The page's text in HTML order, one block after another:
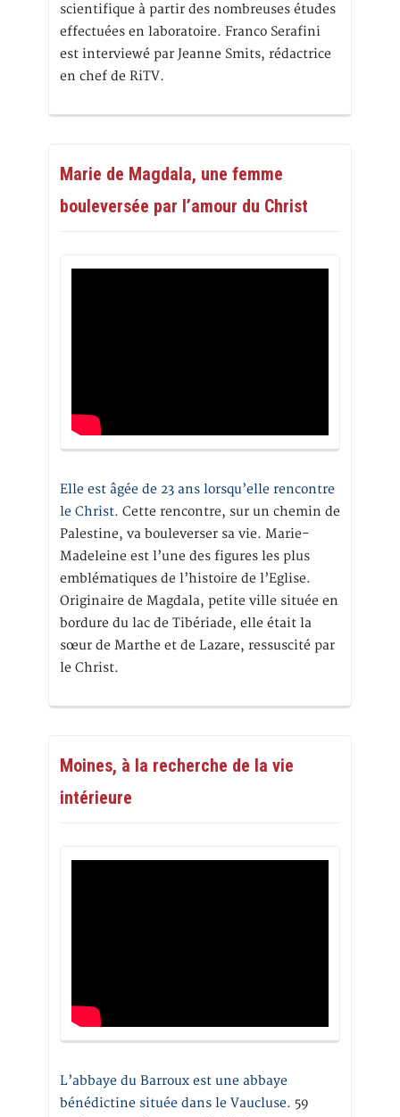
scientifique à partir des nombreuses études
effectuées en laboratoire. Franco Serafini
est interviewé par Jeanne Smits, rédactrice
en chef de RiTV.
Marie de Magdala, une femme
bouleversée par l’amour du Christ
Elle est âgée de 23 ans lorsqu’elle rencontre
le Christ. Cette rencontre, sur un chemin de
Palestine, va bouleverser sa vie. Marie-
Madeleine est l’une des figures les plus
emblématiques de l’histoire de l’Eglise.
Originaire de Magdala, petite ville située en
bordure du lac de Tibériade, elle était la
sœur de Marthe et de Lazare, ressuscité par
le Christ.
Moines, à la recherche de la vie
intérieure
L’abbaye du Barroux est une abbaye
bénédictine située dans le Vaucluse. 59